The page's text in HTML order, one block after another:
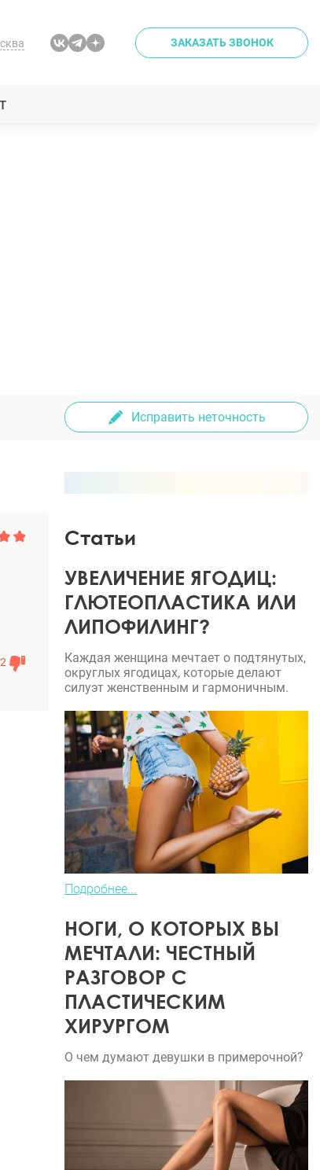
ЗАКАЗАТЬ ЗВОНОК
Исправить неточность
Статьи
УВЕЛИЧЕНИЕ ЯГОДИЦ:
ГЛЮТЕОПЛАСТИКА ИЛИ
ЛИПОФИЛИНГ?
Каждая женщина мечтает о подтянутых,
округлых ягодицах, которые делают
силуэт женственным и гармоничным.
Подробнее...
НОГИ, О КОТОРЫХ ВЫ
МЕЧТАЛИ: ЧЕСТНЫЙ
РАЗГОВОР С
ПЛАСТИЧЕСКИМ
ХИРУРГОМ
О чем думают девушки в примерочной?